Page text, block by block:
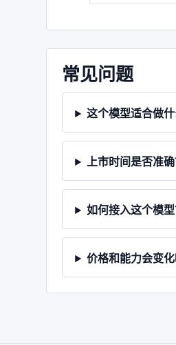
常见问题
这个模型适合做什
上市时间是否准确
如何接入这个模型
价格和能力会变化